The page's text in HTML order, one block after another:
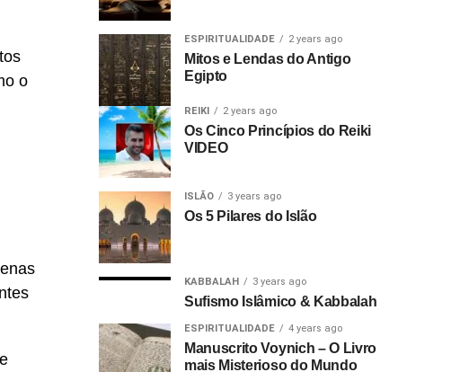
o
ESPIRITUALIDADE 2 years ago
Mitos e Lendas do Antigo
Egipto
REIKI 2 years ago
Os Cinco Princípios do Reiki
VIDEO
ISLÃO 3 years ago
Os 5 Pilares do Islão
KABBALAH 3 years ago
Sufismo Islâmico & Kabbalah
ESPIRITUALIDADE 4 years ago
Manuscrito Voynich – O Livro
mais Misterioso do Mundo